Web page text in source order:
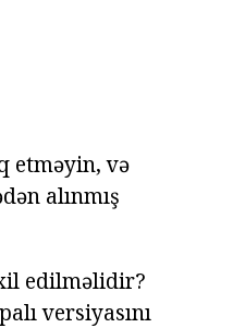
etməyin, və
alınmış
edilməlidir?
versiyasını